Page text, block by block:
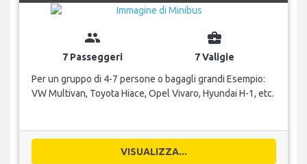
group
7 Passeggeri
business_center
7 Valigie
Per un gruppo di 4-7 persone o bagagli grandi Esempio:
VW Multivan, Toyota Hiace, Opel Vivaro, Hyundai H-1, etc.
VISUALIZZA...